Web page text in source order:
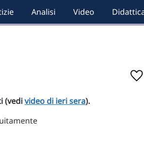
Analisi Video
(vedivideo di ieri sera).